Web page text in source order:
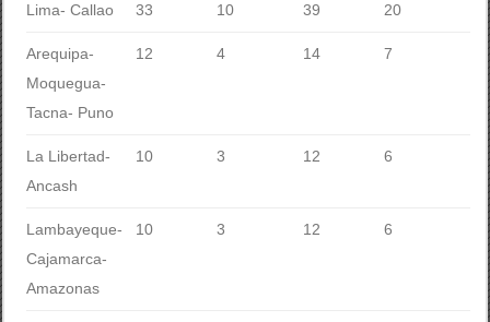
Lima- Callao 33 10 39 20
Arequipa-
Moquegua-
Tacna- Puno
12 4 14 7
La Libertad-
Ancash
10 3 12 6
Lambayeque-
Cajamarca-
Amazonas
10 3 12 6